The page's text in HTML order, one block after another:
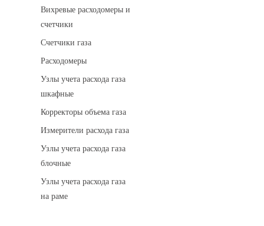
Вихревые расходомеры и
счетчики
Счетчики газа
Расходомеры
Узлы учета расхода газа
шкафные
Корректоры объема газа
Измерители расхода газа
Узлы учета расхода газа
блочные
Узлы учета расхода газа
на раме